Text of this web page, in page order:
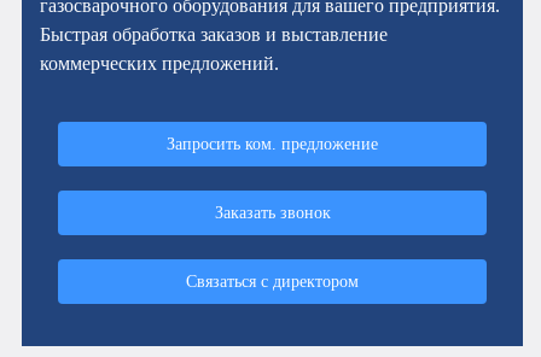
газосварочного оборудования для вашего предприятия.
Быстрая обработка заказов и выставление
коммерческих предложений.
Запросить ком. предложение
Заказать звонок
Связаться с директором